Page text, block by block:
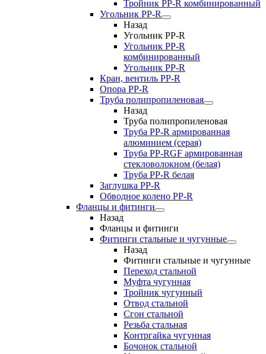
Тройник РР-R комбинированный
Угольник PP-R
Назад
Угольник PP-R
Угольник РР-R
комбинированный
Угольник РР-R
Кран, вентиль PP-R
Опора PP-R
Труба полипропиленовая
Назад
Труба полипропиленовая
Труба PP-R армированная
алюминием (серая)
Труба PP-RGF армированная
стекловолокном (белая)
Труба РР-R белая
Заглушка PP-R
Обводное колено PP-R
Фланцы и фитинги
Назад
Фланцы и фитинги
Фитинги стальные и чугунные
Назад
Фитинги стальные и чугунные
Переход стальной
Муфта чугунная
Тройник чугунный
Отвод стальной
Сгон стальной
Резьба стальная
Контргайка чугунная
Бочонок стальной